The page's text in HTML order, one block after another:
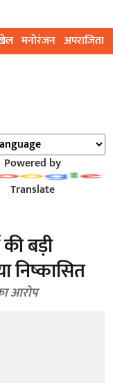
मनोरंजन अपराजिता
Powered by
Translate
की बड़ी
निष्कासित
आरोप